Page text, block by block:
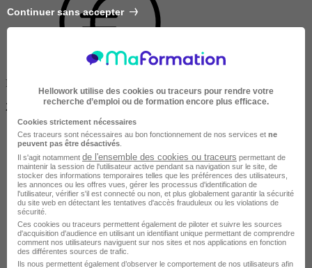
Finançable CPF
2990 €
Continuer sans accepter
Hellowork utilise des cookies ou traceurs pour rendre votre
recherche d’emploi ou de formation encore plus efficace.
Cookies strictement nécessaires
Ces traceurs sont nécessaires au bon fonctionnement de nos services et ne
peuvent pas être désactivés
Il s'agit notamment de l'ensemble des cookies ou traceurs permettant de
maintenir la session de l'utilisateur active pendant sa navigation sur le site, de
stocker des informations temporaires telles que les préférences des utilisateurs,
les annonces ou les offres vues, gérer les processus d'identification de
l'utilisateur, vérifier s'il est connecté ou non, et plus globalement garantir la sécurité
du site web en détectant les tentatives d'accès frauduleux ou les violations de
sécurité.
Ces cookies ou traceurs permettent également de piloter et suivre les sources
d'acquisition d'audience en utilisant un identifiant unique permettant de comprendre
comment nos utilisateurs naviguent sur nos sites et nos applications en fonction
des différentes sources de trafic.
Ils nous permettent également d’observer le comportement de nos utilisateurs afin